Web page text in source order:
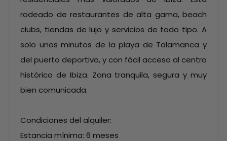
rodeado de restaurantes de alta gama, beach
clubs, tiendas de lujo y servicios de todo tipo. A
solo unos minutos de la playa de Talamanca y
del puerto deportivo, y con fácil acceso al centro
histórico de Ibiza. Zona tranquila, segura y muy
bien comunicada.
Condiciones del alquiler:
Estancia mínima: 6 meses